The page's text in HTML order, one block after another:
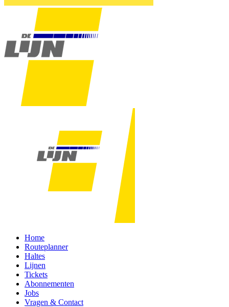
Home
Routeplanner
Haltes
Lijnen
Tickets
Abonnementen
Jobs
Vragen & Contact